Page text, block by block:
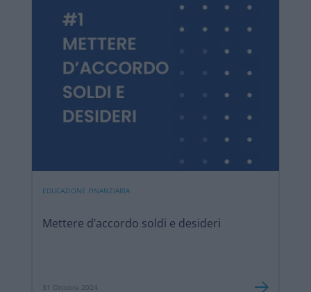
EDUCAZIONE FINANZIARIA
Mettere d’accordo soldi e desideri
31 Ottobre 2024